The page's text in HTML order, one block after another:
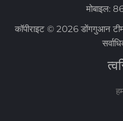
मोबाइल:
कॉपीराइट © 2026 डोंगगुआन टीम